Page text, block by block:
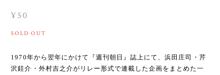
¥50
SOLD OUT
1970年から翌年にかけて『週刊朝日』誌上にて、浜田庄司・芹
沢銈介・外村吉之介がリレー形式で連載した企画をまとめた一